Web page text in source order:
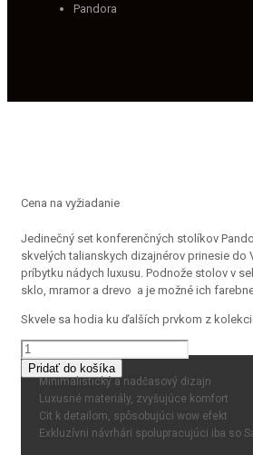
Pandora
Cena na vyžiadanie
Jedinečný set konferenčných stolíkov
skvelých talianskych dizajnérov prinesie do
príbytku nádych luxusu. Podnože stolov v
sklo, mramor a drevo a je možné ich
Skvele sa hodia ku ďalších prvkom z
množstvo
Pandora
Pridať do košíka
Minimalistický a nadčasový dizajn
Luxusné materiály, zvyšujúce komfort
Cit k detailom, spôsobujúci wow efekt
Exkluzívni návrhári spolupracujúci iba so